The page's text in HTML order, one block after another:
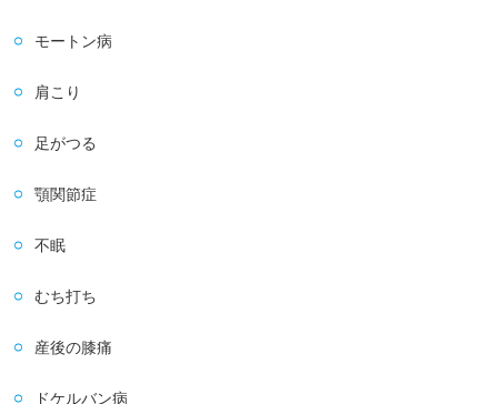
モートン病
肩こり
足がつる
顎関節症
不眠
むち打ち
産後の膝痛
ドケルバン病